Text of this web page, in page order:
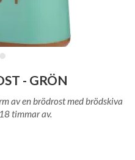
- GRÖN
av en brödrost med brödskiva
timmar av.